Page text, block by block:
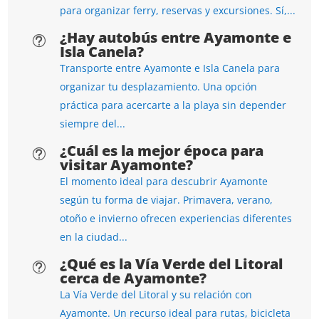
para organizar ferry, reservas y excursiones. Sí,...
t ¿Hay autobús entre Ayamonte e
Isla Canela?
Transporte entre Ayamonte e Isla Canela para
organizar tu desplazamiento. Una opción
práctica para acercarte a la playa sin depender
siempre del...
t ¿Cuál es la mejor época para
visitar Ayamonte?
El momento ideal para descubrir Ayamonte
según tu forma de viajar. Primavera, verano,
otoño e invierno ofrecen experiencias diferentes
en la ciudad...
t ¿Qué es la Vía Verde del Litoral
cerca de Ayamonte?
La Vía Verde del Litoral y su relación con
Ayamonte. Un recurso ideal para rutas, bicicleta